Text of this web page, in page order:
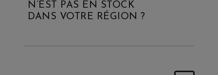
N’EST PAS EN STOCK
DANS VOTRE RÉGION ?